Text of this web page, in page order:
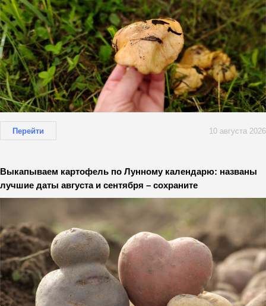
Перейти 10 августа 2026
Выкапываем картофель по Лунному календарю: названы
лучшие даты августа и сентября – сохраните